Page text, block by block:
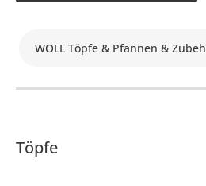
WOLL Töpfe & Pfannen &
Töpfe